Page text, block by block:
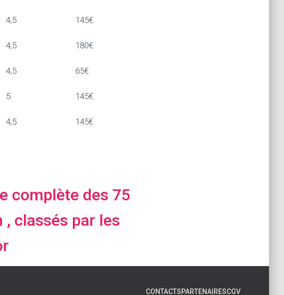
4,5 145€
4,5 180€
4,5 65€
5 145€
4,5 145€
complète des 75
classés par les
CONTACTSPARTENAIRESCGV